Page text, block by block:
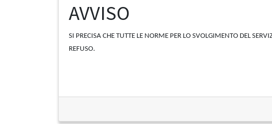
AVVISO
SI PRECISA CHE TUTTE LE NORME PER LO SVOLGIMENTO DEL
REFUSO.